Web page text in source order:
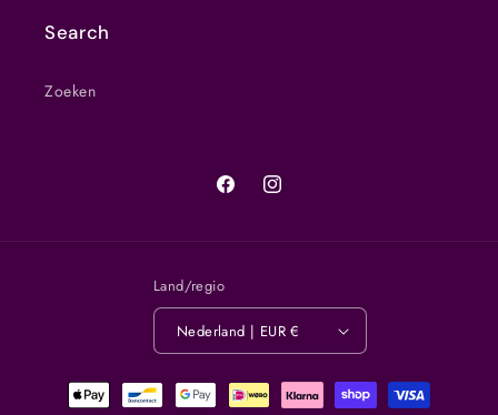
Search
Zoeken
FacebookInstagram
Land/regio
Nederland | EUR €
Betaalmethoden